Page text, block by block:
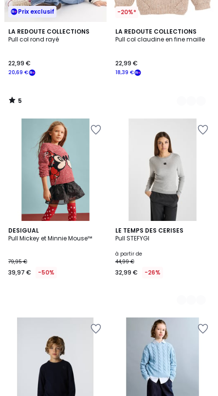
Prix exclusif
LA REDOUTE COLLECTIONS
Pull col rond rayé
20,69 €
22,99 €
5
/
5
/
-20%*
LA REDOUTE COLLECTIONS
Pull col claudine en fine maille
18,39 €
22,99 €
2
Couleurs
DESIGUAL
Pull Mickey et Minnie Mouse™
79,95 €
39,97 € -50%
LE TEMPS DES CERISES
Pull STEFYGI
à partir de
44,99 €
32,99 € -26%
2
Couleurs